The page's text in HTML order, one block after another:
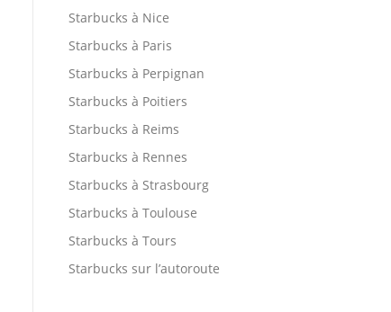
Starbucks à Nice
Starbucks à Paris
Starbucks à Perpignan
Starbucks à Poitiers
Starbucks à Reims
Starbucks à Rennes
Starbucks à Strasbourg
Starbucks à Toulouse
Starbucks à Tours
Starbucks sur l’autoroute